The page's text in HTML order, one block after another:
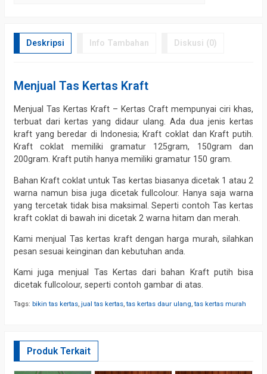
Deskripsi Info Tambahan Diskusi (0)
Menjual Tas Kertas Kraft
Menjual Tas Kertas Kraft – Kertas Craft mempunyai ciri khas,
terbuat dari kertas yang didaur ulang. Ada dua jenis kertas
kraft yang beredar di Indonesia; Kraft coklat dan Kraft putih.
Kraft coklat memiliki gramatur 125gram, 150gram dan
200gram. Kraft putih hanya memiliki gramatur 150 gram.
Bahan Kraft coklat untuk Tas kertas biasanya dicetak 1 atau 2
warna namun bisa juga dicetak fullcolour. Hanya saja warna
yang tercetak tidak bisa maksimal. Seperti contoh Tas kertas
kraft coklat di bawah ini dicetak 2 warna hitam dan merah.
Kami menjual Tas kertas kraft dengan harga murah, silahkan
pesan sesuai keinginan dan kebutuhan anda.
Kami juga menjual Tas Kertas dari bahan Kraft putih bisa
dicetak fullcolour, seperti contoh gambar di atas.
Tags: bikin tas kertas, jual tas kertas,tas kertas daur ulang,tas kertas murah
Produk Terkait